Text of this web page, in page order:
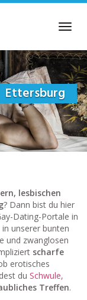
Ettersburg
lesbischen
? Dann bist du hier
Dating-Portale in
in unserer bunten
und zwanglosen
scharfe
erotisches
du Schwule,
Treffen.